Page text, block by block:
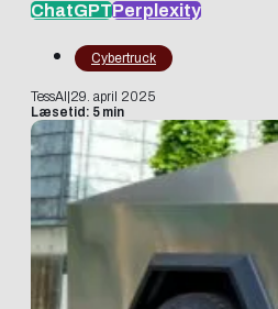
ChatGPTPerplexity
Cybertruck
TessAI 29. april 2025
Læsetid: 5 min